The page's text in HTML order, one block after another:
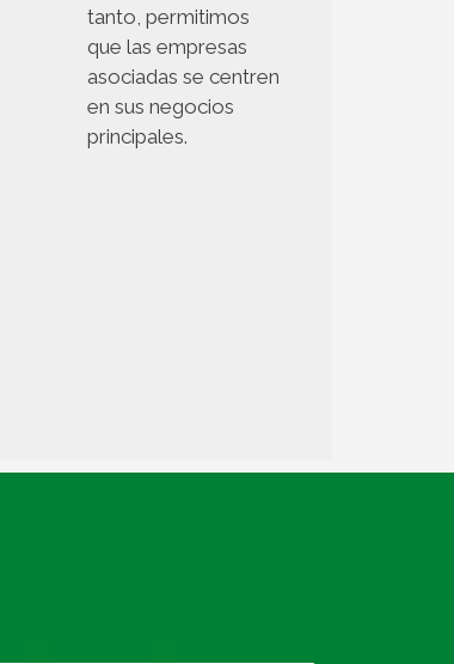
tanto, permitimos
que las empresas
asociadas se centren
en sus negocios
principales.